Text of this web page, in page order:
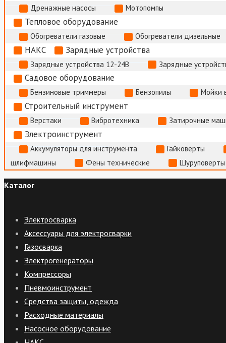
Дренажные насосы Мотопомпы
Тепловое оборудование
Обогреватели газовые Обогреватели дизельные
НАКС Зарядные устройства
Зарядные устройства 12-24В Зарядные
Садовое оборудование
Бензиновые триммеры Бензопилы Мойки
Строительный инструмент
Верстаки Вибротехника Затирочные
Электроинструмент
Аккумуляторы для инструмента
Гайковерты
шлифмашины
Фены технические
Каталог
Электросварка
Аксессуары для электросварки
Газосварка
Электрогенераторы
Компрессоры
Пневмоинструмент
Средства защиты, одежда
Расходные материалы
Насосное оборудование